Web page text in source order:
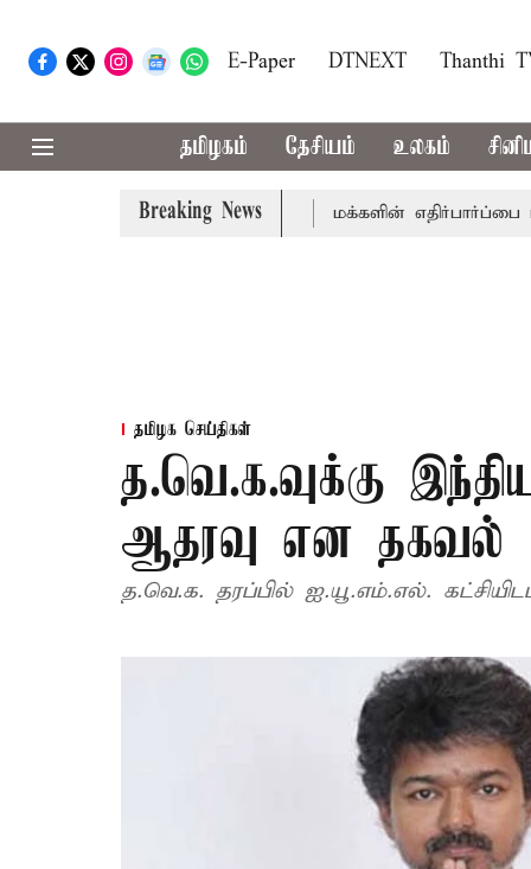
E-Paper DTNEXT Thanthi
தமிழகம் தேசியம் உலகம்
Breaking News
ஜே.சி.டி.பிரபாகர் மக்களின் எதிர்பார்ப்பை பூர்த்தி
தமிழக செய்திகள்
த.வெ.க.வுக்கு
ஆதரவு என தகவல்
த.வெ.க. தரப்பில் ஐ.யூ.எம்.எல்.